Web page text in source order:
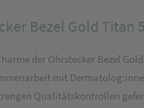
Bezel Gold Titan
der Ohrstecker Bezel
mit
Qualitätskontrollen